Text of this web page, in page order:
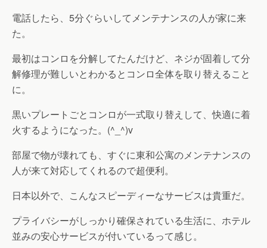
電話したら、5分ぐらいしてメンテナンスの人が家に来
た。
最初はコンロを分解してたんだけど、ネジが固着して分
解修理が難しいとわかるとコンロ全体を取り替えること
に。
黒いプレートごとコンロが一式取り替えして、快適に着
火するようになった。(^_^)v
部屋で物が壊れても、すぐに東和公寓のメンテナンスの
人が来て対応してくれるので超便利。
日本以外で、こんなスピーディーなサービスは貴重だ。
プライバシーがしっかり確保されている生活に、ホテル
並みの安心サービスが付いているって感じ。